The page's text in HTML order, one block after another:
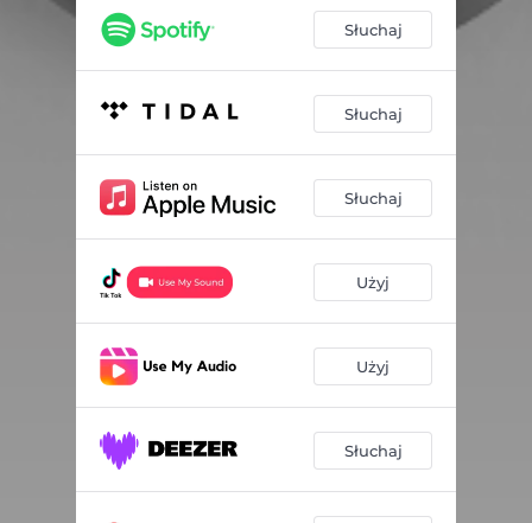
Słuchaj
Słuchaj
Słuchaj
Użyj
Użyj
Słuchaj